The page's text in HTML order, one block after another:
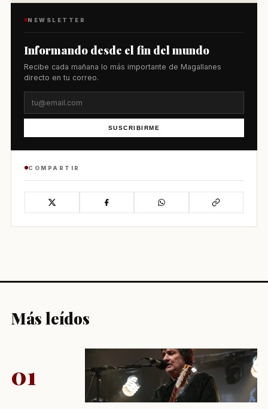
NEWSLETTER
Informando desde el fin del mundo
Recibe cada mañana lo más importante de Magallanes
directo en tu correo.
SUSCRIBIRME
COMPARTIR
Más leídos
01